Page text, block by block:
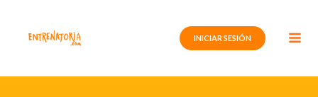
contenido
INICIAR SESIÓN